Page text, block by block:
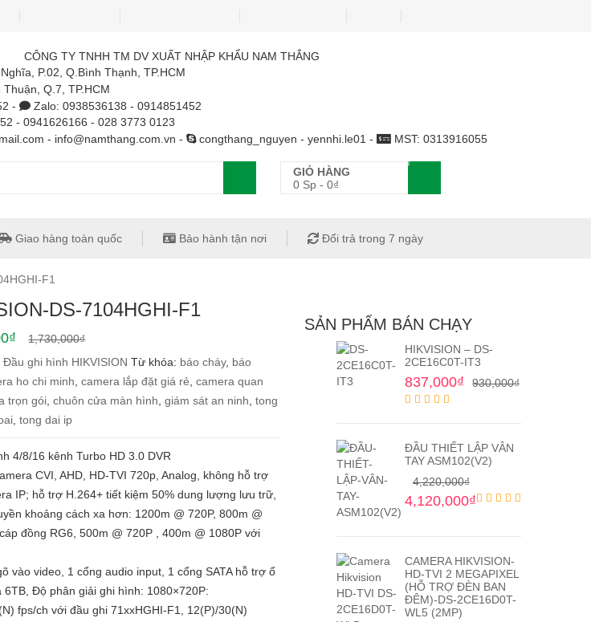
CÔNG TY TNHH TM DV XUẤT NHẬP KHẨU NAM THẮNG
P.02, Q.Bình Thạnh, TP.HCM
Q.7, TP.HCM
-
Zalo: 0938536138 - 0914851452
- 0941626166 - 028 3773 0123
- info@namthang.com.vn - congthang_nguyen - yennhi.le01 - MST: 0313916055
GIỎ HÀNG
0 Sp - 0₫
0
Giao hàng toàn quốc Bảo hành tận nơi Đổi trả trong 7 ngày
F1
DS-7104HGHI-F1
1,730,000₫
₫
Đầu ghi hình HIKVISION Từ khóa: báo cháy, báo
ho chi minh ,camera lắp đặt giá rẻ ,camera quan
trọn gói ,chuôn cửa màn hình ,giám sát an ninh ,tong
,tong dai ip
4/8/16 kênh Turbo HD 3.0 DVR
CVI, AHD, HD-TVI 720p, Analog, không hỗ trợ
IP; hỗ trợ H.264+ tiết kiệm 50% dung lượng lưu trữ,
khoảng cách xa hơn: 1200m @ 720P, 800m @
đồng RG6, 500m @ 720P , 400m @ 1080P với
vào video, 1 cổng audio input, 1 cổng SATA hỗ trợ ổ
6TB, Độ phân giải ghi hình: 1080×720P:
fps/ch với đầu ghi 71xxHGHI-F1, 12(P)/30(N)
SẢN PHẨM BÁN CHẠY
HIKVISION – DS-
2CE16C0T-IT3
930,000₫
837,000₫
ĐẦU THIẾT LẬP VÂN
TAY ASM102(V2)
4,220,000₫
4,120,000₫
CAMERA HIKVISION-
HD-TVI 2 MEGAPIXEL
(HỖ TRỢ ĐÈN BAN
ĐÊM)-DS-2CE16D0T-
WL5 (2MP)